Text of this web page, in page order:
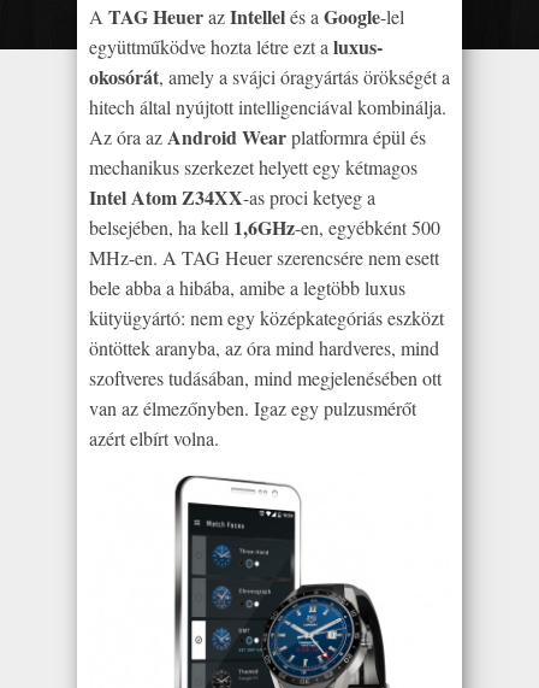
A TAG HeuerazIntellelés a Google-lel
együttműködve hozta létre ezt a luxus-
okosórát, amely a svájci óragyártás örökségét a
hitech által nyújtott intelligenciával kombinálja.
Az óra az Android Wearplatformra épül és
mechanikus szerkezet helyett egy kétmagos
Intel Atom Z34XX-as proci ketyeg a
belsejében, ha kell 1,6GHz-en, egyébként 500
MHz-en. A TAG Heuer szerencsére nem esett
bele abba a hibába, amibe a legtöbb luxus
kütyügyártó: nem egy középkategóriás eszközt
öntöttek aranyba, az óra mind hardveres, mind
szoftveres tudásában, mind megjelenésében ott
van az élmezőnyben. Igaz egy pulzusmérőt
azért elbírt volna.